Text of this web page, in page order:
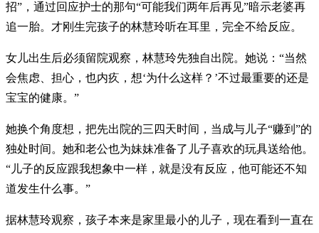
招”，通过回应护士的那句“可能我们两年后再见”暗示老婆再
追一胎。才刚生完孩子的林慧玲听在耳里，完全不给反应。
女儿出生后必须留院观察，林慧玲先独自出院。她说：“当然
会焦虑、担心，也内疚，想‘为什么这样？’不过最重要的还是
宝宝的健康。”
她换个角度想，把先出院的三四天时间，当成与儿子“赚到”的
独处时间。她和老公也为妹妹准备了儿子喜欢的玩具送给他。
“儿子的反应跟我想象中一样，就是没有反应，他可能还不知
道发生什么事。”
据林慧玲观察，孩子本来是家里最小的儿子，现在看到一直在